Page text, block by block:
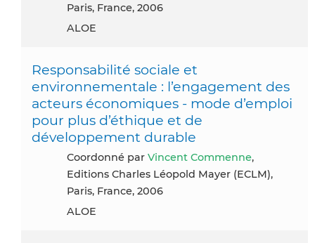
Paris, France, 2006
ALOE
Responsabilité sociale et
environnementale : l’engagement des
acteurs économiques - mode d’emploi
pour plus d’éthique et de
développement durable
Coordonné par Vincent Commenne,
Editions Charles Léopold Mayer (ECLM),
Paris, France, 2006
ALOE